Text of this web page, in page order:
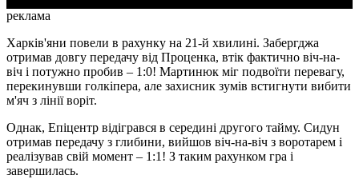
реклама
Харків'яни повели в рахунку на 21-й хвилині. Забергджа
отримав довгу передачу від Проценка, втік фактично віч-на-
віч і потужно пробив – 1:0! Мартинюк міг подвоїти перевагу,
перекинувши голкіпера, але захисник зумів встигнути вибити
м'яч з лінії воріт.
Однак, Епіцентр відігрався в середині другого тайму. Сидун
отримав передачу з глибини, вийшов віч-на-віч з воротарем і
реалізував свій момент – 1:1! З таким рахунком гра і
завершилась.